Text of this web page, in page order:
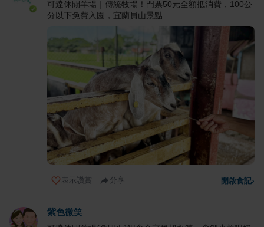
可達休閒羊場｜傳統牧場！門票50元全額抵消費，100公
分以下免費入園，宜蘭員山景點
表示讚賞 分享 開啟食記›
紫色微笑